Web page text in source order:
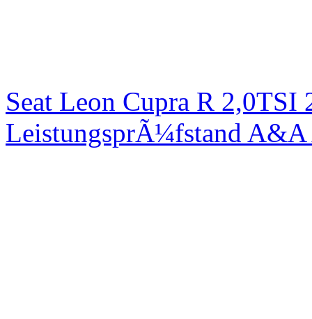
Seat Leon Cupra R
LeistungsprÃ¼fstand